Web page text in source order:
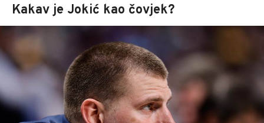
Kakav je Jokić kao čovjek?